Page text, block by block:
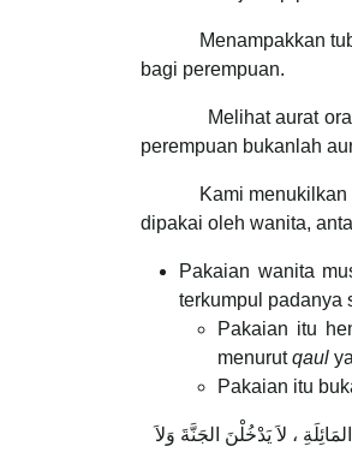
Menampakkan tubuh
bagi perempuan.
Melihat aurat orang
perempuan bukanlah
Kami menukilkan
dipakai oleh wanita,
Pakaian wanita
terkumpul padanya
Pakaian itu
menurutqaul
Pakaian itu
، لاَ يَدْخُلْنَ الجَنَّةَ وَلاَ